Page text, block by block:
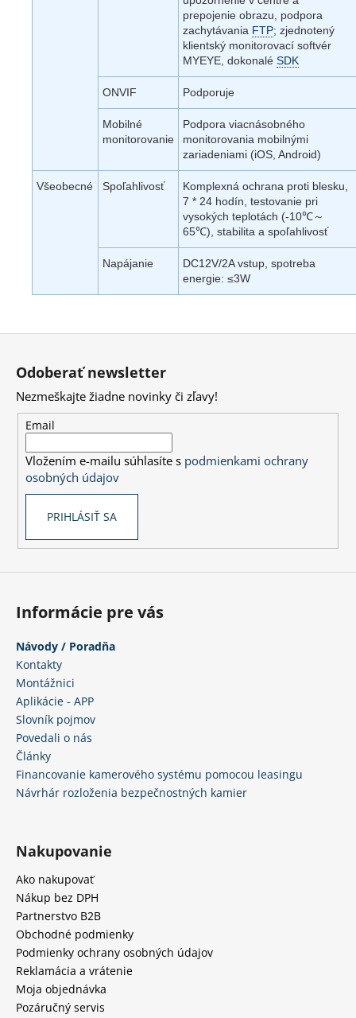
prepojenie obrazu, podpora
zachytávania FTP; zjednotený
klientský monitorovací softvér
MYEYE, dokonalé SDK
ONVIF Podporuje
Mobilné
monitorovanie
Podpora viacnásobného
monitorovania mobilnými
zariadeniami (iOS, Android)
Všeobecné Spoľahlivosť
Komplexná ochrana proti blesku,
7 * 24 hodín, testovanie pri
vysokých teplotách (-10℃～
65℃), stabilita a spoľahlivosť
Napájanie
DC12V/2A vstup, spotreba
energie: ≤3W
Z
Odoberať newsletter
Nezmeškajte žiadne novinky či zľavy!
Email
Vložením e-mailu súhlasíte s podmienkami ochrany
osobných údajov
PRIHLÁSIŤ SA
Informácie pre vás
Návody / Poradňa
Kontakty
Montážnici
Aplikácie - APP
Slovník pojmov
Povedali o nás
Články
Financovanie kamerového systému pomocou leasingu
Návrhár rozloženia bezpečnostných kamier
Nakupovanie
Ako nakupovať
Nákup bez DPH
Partnerstvo B2B
Obchodné podmienky
Podmienky ochrany osobných údajov
Reklamácia a vrátenie
Moja objednávka
Pozáručný servis